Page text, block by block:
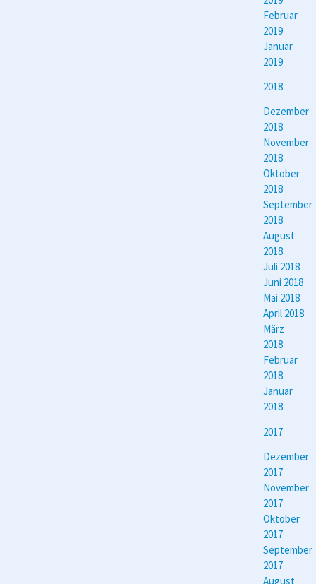
Februar
2019
Januar
2019
2018
Dezember
2018
November
2018
Oktober
2018
September
2018
August
2018
Juli 2018
Juni 2018
Mai 2018
April 2018
März
2018
Februar
2018
Januar
2018
2017
Dezember
2017
November
2017
Oktober
2017
September
2017
August